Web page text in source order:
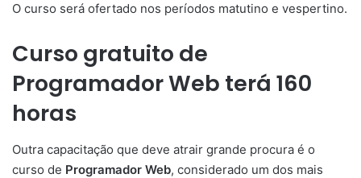
O curso será ofertado nos períodos matutino e vespertino.
Curso gratuito de
Programador Web terá 160
horas
Outra capacitação que deve atrair grande procura é o
curso de Programador Web, considerado um dos mais